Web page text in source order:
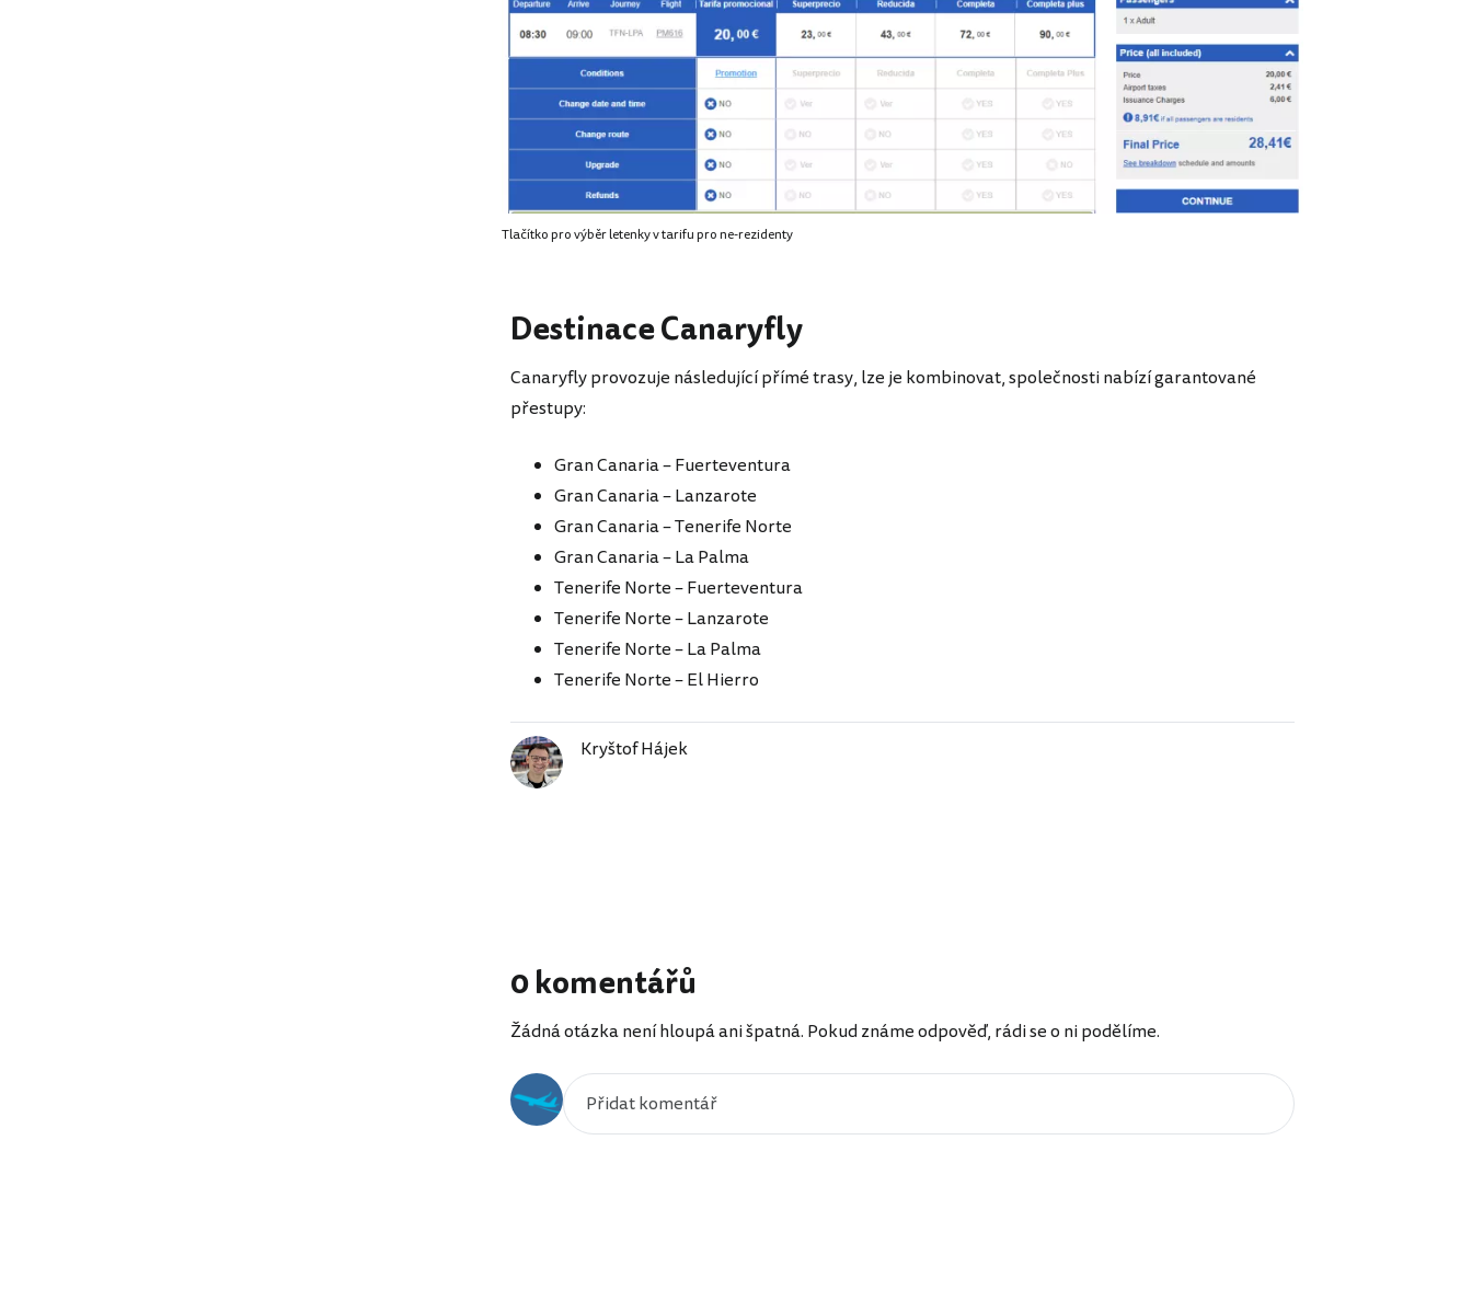
Tlačítko pro výběr letenky v tarifu pro ne-rezidenty
Destinace Canaryfly
Canaryfly provozuje následující přímé trasy, lze je kombinovat, společnosti nabízí garantované
přestupy:
Gran Canaria – Fuerteventura
Gran Canaria – Lanzarote
Gran Canaria – Tenerife Norte
Gran Canaria – La Palma
Tenerife Norte – Fuerteventura
Tenerife Norte – Lanzarote
Tenerife Norte – La Palma
Tenerife Norte – El Hierro
Kryštof Hájek
0 komentářů
Žádná otázka není hloupá ani špatná. Pokud známe odpověď, rádi se o ni podělíme.